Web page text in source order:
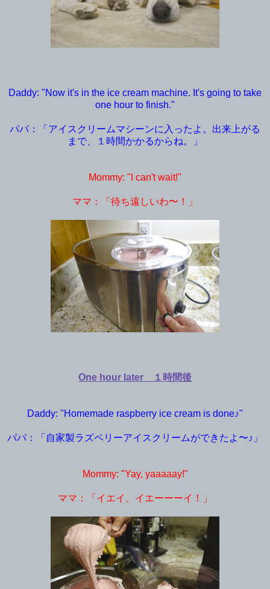
Daddy: "Now it's in the ice cream machine. It's going to take
one hour to finish."
パパ：「アイスクリームマシーンに入ったよ。出来上がる
まで、１時間かかるからね。」
Mommy: "I can't wait!"
ママ：「待ち遠しいわ〜！」
One hour later １時間後
Daddy: "Homemade raspberry ice cream is done♪"
パパ：「自家製ラズベリーアイスクリームができたよ〜♪」
Mommy: "Yay, yaaaaay!"
ママ：「イエイ、イエーーーイ！」